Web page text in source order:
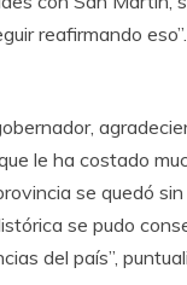
reafirmando eso”.
le ha costado
se quedó
se pudo
del país”,